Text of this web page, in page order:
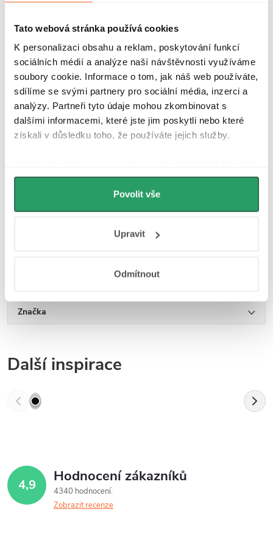
Tato webová stránka používá cookies
K personalizaci obsahu a reklam, poskytování funkcí
sociálních médií a analýze naší návštěvnosti využíváme
soubory cookie. Informace o tom, jak náš web používáte,
sdílíme se svými partnery pro sociální média, inzerci a
analýzy. Partneři tyto údaje mohou zkombinovat s
dalšími informacemi, které jste jim poskytli nebo které
získali v důsledku toho, že používáte jejich služby.
můžeme používat cookies pro analytiku a
personalizovanou reklamu. Jak Google zpracovává
osobní údaje najdete na stránkách
Povolit vše
Upravit
Odmítnout
snadný přístup k ovládání.
Topnou tyč utahujte opatrně a s citem pomocí vhodného
klíče.
K elektrickému napájení připojte topnou tyč pouze tehdy,
když je radiátor naplněn vodou nebo nemrznoucí směsí.
Použití
sezónu
Pro sušení ručníků a omezení vlhkosti v koupelně
Značka
Další inspirace
4,9 Hodnocení zákazníků
4340 hodnocení
Zobrazit recenze